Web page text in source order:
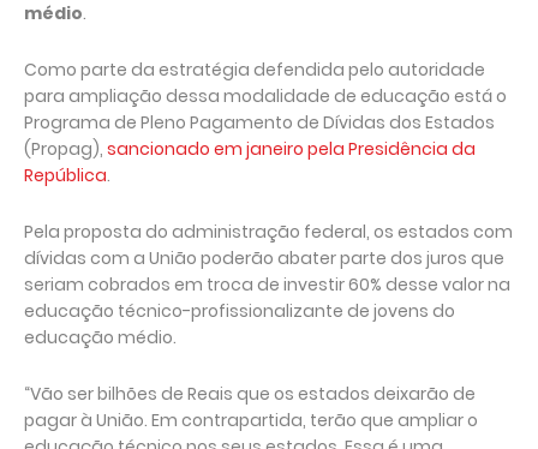
médio.
Como parte da estratégia defendida pelo autoridade
para ampliação dessa modalidade de educação está o
Programa de Pleno Pagamento de Dívidas dos Estados
(Propag), sancionado em janeiro pela Presidência da
República.
Pela proposta do administração federal, os estados com
dívidas com a União poderão abater parte dos juros que
seriam cobrados em troca de investir 60% desse valor na
educação técnico-profissionalizante de jovens do
educação médio.
“Vão ser bilhões de Reais que os estados deixarão de
pagar à União. Em contrapartida, terão que ampliar o